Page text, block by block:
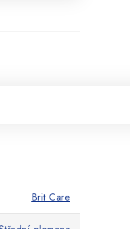
Brit Care